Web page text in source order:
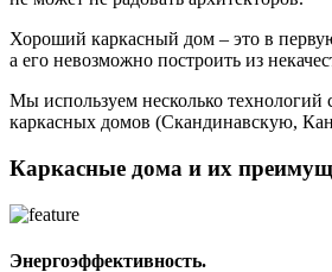
Хороший каркасный дом – это в
а его невозможно построить из
Мы используем несколько технологий
каркасных домов (Скандинавскую,
Каркасные дома и их
Энергоэффективность.